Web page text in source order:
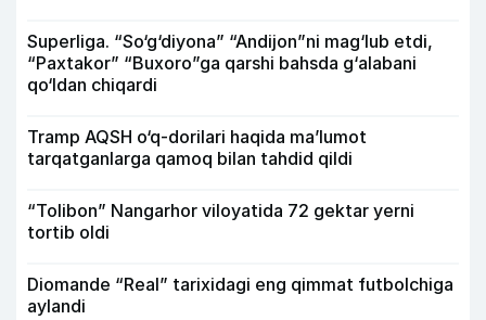
Superliga. “So‘g‘diyona” “Andijon”ni mag‘lub etdi,
“Paxtakor” “Buxoro”ga qarshi bahsda g‘alabani
qo‘ldan chiqardi
Tramp AQSH o‘q-dorilari haqida ma’lumot
tarqatganlarga qamoq bilan tahdid qildi
“Tolibon” Nangarhor viloyatida 72 gektar yerni
tortib oldi
Diomande “Real” tarixidagi eng qimmat futbolchiga
aylandi